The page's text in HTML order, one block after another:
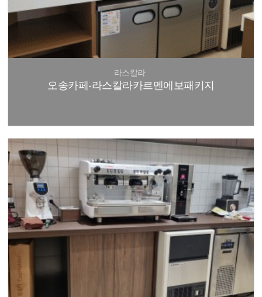
라스칼라
오송카페-라스칼라카르멘에보패키지